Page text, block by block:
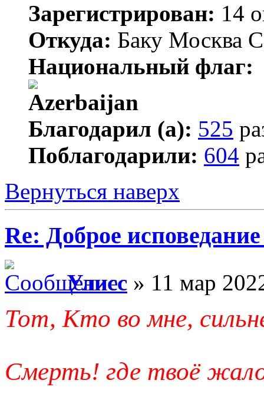
Зарегистрирован: 14
Откуда: Баку Москва
Национальный флаг:
Благодарил (а): 525
Поблагодарили: 604
Вернуться наверх
Re: Доброе
Улисс » 11 мар
Тот, Кто во мне,
Смерть! где твоё